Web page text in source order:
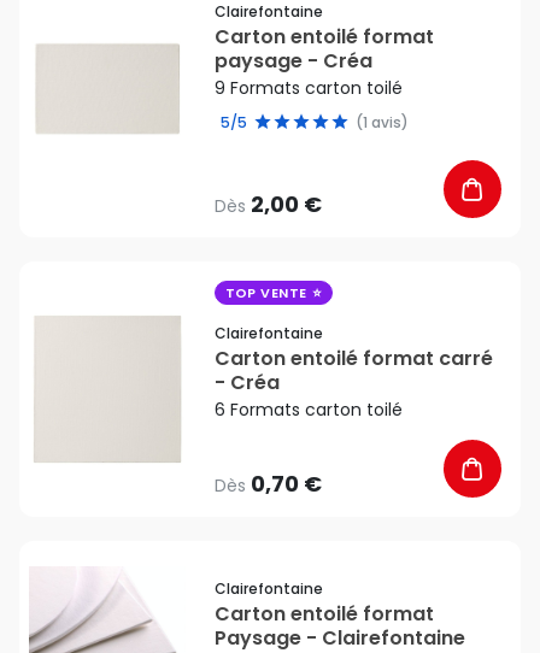
Clairefontaine
Carton entoilé format
paysage - Créa
9 Formats carton toilé
5/5 (1 avis)
Dès 2,00 €
TOP VENTE
Clairefontaine
Carton entoilé format carré
- Créa
6 Formats carton toilé
Dès 0,70 €
Clairefontaine
Carton entoilé format
Paysage - Clairefontaine